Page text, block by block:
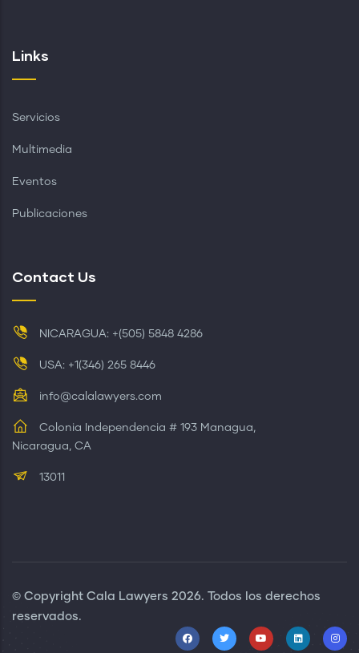
Links
Servicios
Multimedia
Eventos
Publicaciones
Contact Us
NICARAGUA: +(505) 5848 4286
USA: +1(346) 265 8446
info@calalawyers.com
Colonia Independencia # 193 Managua,
Nicaragua, CA
13011
© Copyright Cala Lawyers 2026. Todos los derechos
reservados.